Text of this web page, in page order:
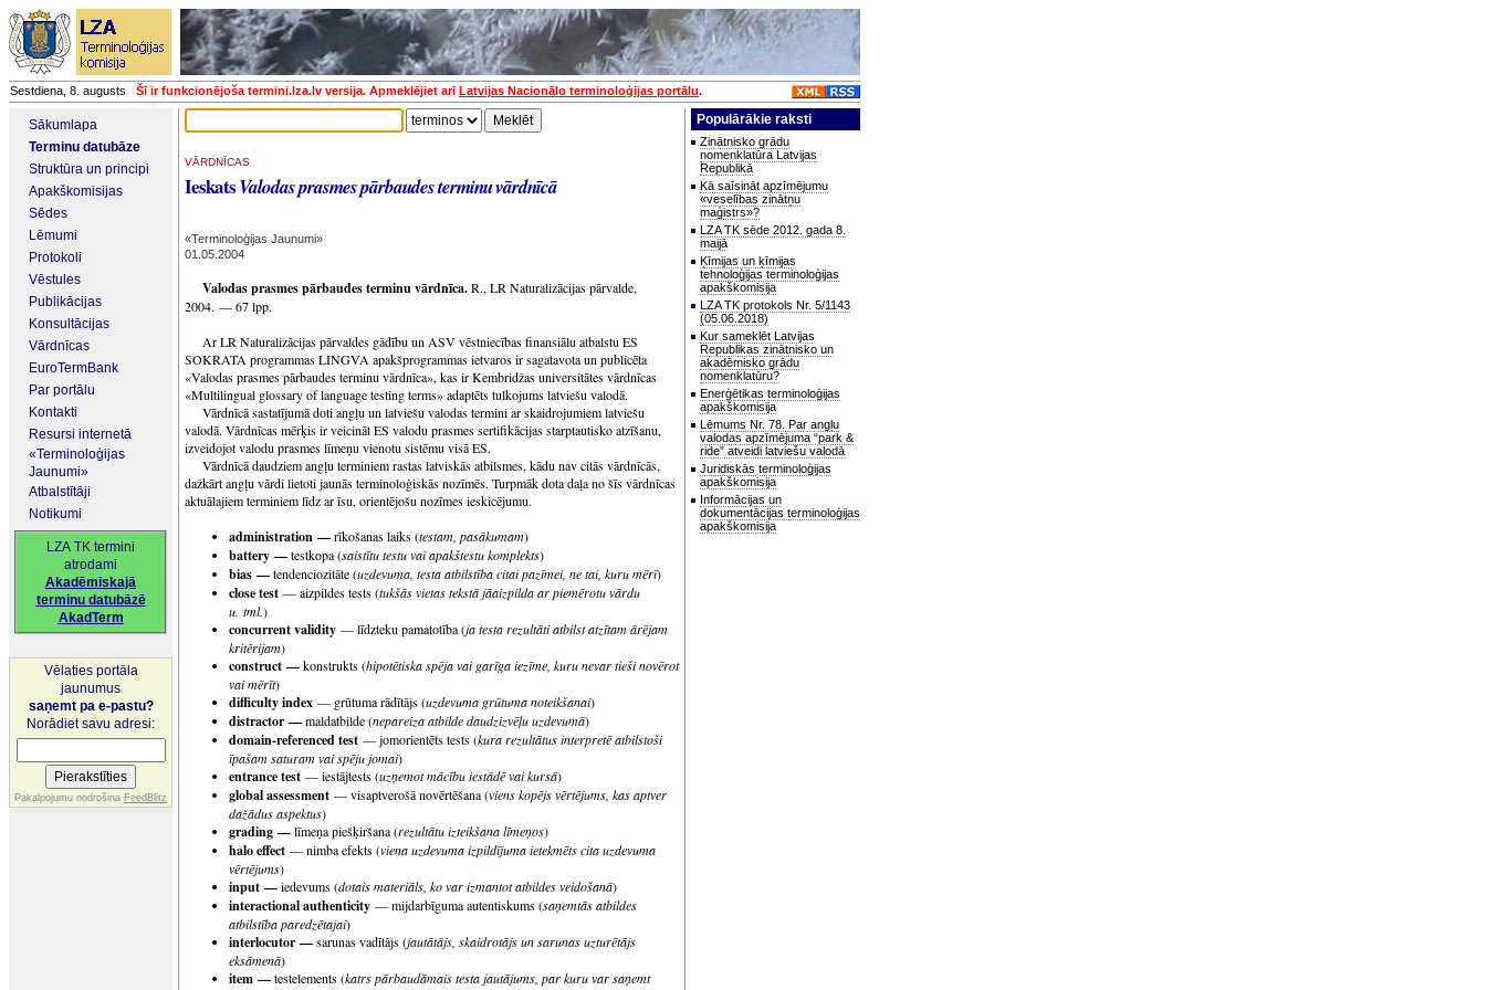
Sestdiena, 8. augusts Šī ir funkcionējoša termini.lza.lv versija. Apmeklējiet arīLatvijas Nacionālo terminoloģijas portālu.
Sākumlapa
Terminu datubāze
Struktūra un principi
Apakškomisijas
Sēdes
Lēmumi
Protokoli
Vēstules
Publikācijas
Konsultācijas
Vārdnīcas
EuroTermBank
Par portālu
Kontakti
Resursi internetā
«Terminoloģijas
Jaunumi»
Atbalstītāji
Notikumi
LZA TK termini
atrodami
Akadēmiskajā
terminu datubāzē
AkadTerm
Vēlaties portāla
jaunumus
saņemt pa e-pastu?
Norādiet savu adresi:
Pakalpojumu nodrošina FeedBlitz
VĀRDNĪCAS
IeskatsValodas prasmes pārbaudes terminu vārdnīcā
«Terminoloģijas Jaunumi»
01.05.2004
Valodas prasmes pārbaudes terminu vārdnīca.R., LR Naturalizācijas pārvalde,
2004. — 67 lpp.
Ar LR Naturalizācijas pārvaldes gādību un ASV vēstniecības finansiālu atbalstu ES
SOKRATA programmas LINGVA apakšprogrammas ietvaros ir sagatavota un publicēta
«Valodas prasmes pārbaudes terminu vārdnīca», kas ir Kembridžas universitātes vārdnīcas
«Multilingual glossary of language testing terms» adaptēts tulkojums latviešu valodā.
Vārdnīcā sastatījumā doti angļu un latviešu valodas termini ar skaidrojumiem latviešu
valodā. Vārdnīcas mērķis ir veicināt ES valodu prasmes sertifikācijas starptautisko atzīšanu,
izveidojot valodu prasmes līmeņu vienotu sistēmu visā ES.
Vārdnīcā daudziem angļu terminiem rastas latviskās atbilsmes, kādu nav citās vārdnīcās,
dažkārt angļu vārdi lietoti jaunās terminoloģiskās nozīmēs. Turpmāk dota daļa no šīs vārdnīcas
aktuālajiem terminiem līdz ar īsu, orientējošu nozīmes ieskicējumu.
administration —rīkošanas laiks (testam, pasākumam)
battery —testkopa (saistītu testu vai apakštestu komplekts)
bias —tendenciozitāte (uzdevuma, testa atbilstība citai pazīmei, ne tai, kuru mērī)
close test — aizpildes tests (tukšās vietas tekstā jāaizpilda ar piemērotu vārdu
u. tml.)
concurrent validity — līdzteku pamatotība (ja testa rezultāti atbilst atzītam ārējam
kritērijam)
construct —konstrukts (hipotētiska spēja vai garīga iezīme, kuru nevar tieši novērot
vai mērīt)
difficulty index — grūtuma rādītājs (uzdevuma grūtuma noteikšanai)
distractor —maldatbilde (nepareiza atbilde daudzizvēļu uzdevumā)
domain-referenced test — jomorientēts tests (kura rezultātus interpretē atbilstoši
īpašam saturam vai spēju jomai)
entrance test — iestājtests (uzņemot mācību iestādē vai kursā)
global assessment — visaptverošā novērtēšana (viens kopējs vērtējums, kas aptver
dažādus aspektus)
grading —līmeņa piešķiršana (rezultātu izteikšana līmeņos)
halo effect — nimba efekts (viena uzdevuma izpildījuma ietekmēts cita uzdevuma
vērtējums)
input —iedevums (dotais materiāls, ko var izmantot atbildes veidošanā)
interactional authenticity — mijdarbīguma autentiskums (saņemtās atbildes
atbilstība paredzētajai)
interlocutor —sarunas vadītājs (jautātājs, skaidrotājs un sarunas uzturētājs
eksāmenā)
item —testelements (katrs pārbaudāmais testa jautājums, par kuru var saņemt
Populārākie raksti
Zinātnisko grādu
nomenklatūra Latvijas
Republikā
Kā saīsināt apzīmējumu
«veselības zinātņu
maģistrs»?
LZA TK sēde 2012. gada 8.
maijā
Ķīmijas un ķīmijas
tehnoloģijas terminoloģijas
apakškomisija
LZA TK protokols Nr. 5/1143
(05.06.2018)
Kur sameklēt Latvijas
Republikas zinātnisko un
akadēmisko grādu
nomenklatūru?
Enerģētikas terminoloģijas
apakškomisija
Lēmums Nr. 78. Par angļu
valodas apzīmējuma “park &
ride” atveidi latviešu valodā
Juridiskās terminoloģijas
apakškomisija
Informācijas un
dokumentācijas terminoloģijas
apakškomisija